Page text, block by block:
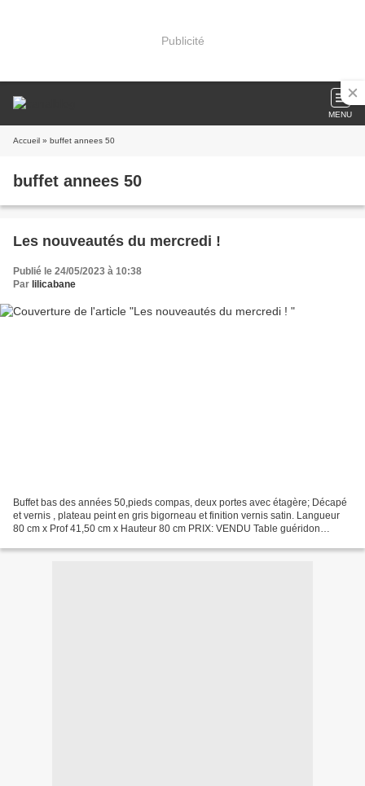
Publicité
MENU
Accueil » buffet annees 50
buffet annees 50
Les nouveautés du mercredi !
Publié le 24/05/2023 à 10:38
Par lilicabane
Buffet bas des années 50,pieds compas, deux portes avec étagère; Décapé
et vernis , plateau peint en gris bigorneau et finition vernis satin. Langueur
80 cm x Prof 41,50 cm x Hauteur 80 cm PRIX: VENDU Table guéridon